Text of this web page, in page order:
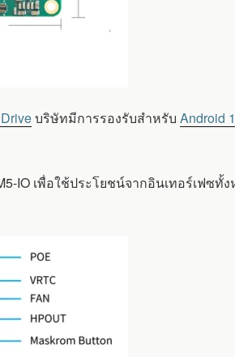
บริษัทมีการรองรับสำหรับ Android
IO เพื่อใช้ประโยชน์จากอินเทอร์เฟซทั้ง